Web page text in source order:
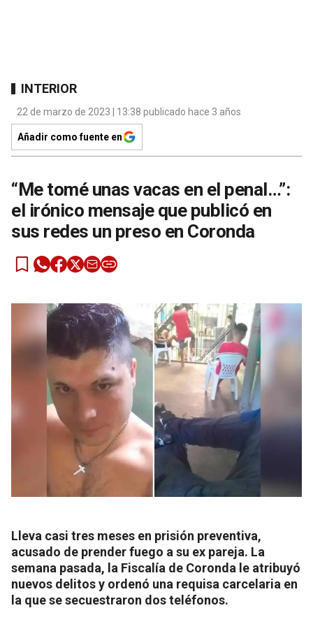
INTERIOR
22 de marzo de 2023 | 13:38 publicado hace 3 años
Añadir como fuente en
“Me tomé unas vacas en el penal…”:
el irónico mensaje que publicó en
sus redes un preso en Coronda
Lleva casi tres meses en prisión preventiva,
acusado de prender fuego a su ex pareja. La
semana pasada, la Fiscalía de Coronda le atribuyó
nuevos delitos y ordenó una requisa carcelaria en
la que se secuestraron dos teléfonos.